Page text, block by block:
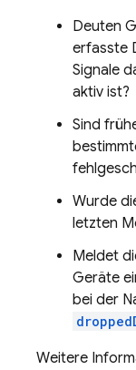
Deuten
erfasste
Signale
aktiv ist?
Sind
Wurde
letzten
Meldet
Geräte
bei der
Weitere